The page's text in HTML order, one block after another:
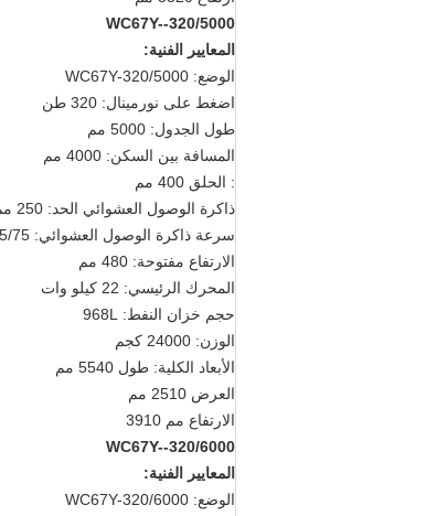
WC67Y--320/5000
المعايير الفنية:
الوضع: WC67Y-320/5000
اضغط على نورمينال: 320 طن
طول الجدول: 5000 مم
المسافة بين السكن: 4000 مم
: الحلق 400 مم
ذاكرة الوصول العشوائي الحد: 250 مم
سرعة ذاكرة الوصول العشوائي: 70/7.5/75 ملم/ثانية
الارتفاع مفتوحة: 480 مم
المحرك الرئيسي: 22 كيلو وات
حجم خزان النفط: 968L
الوزن: 24000 كجم
الأبعاد الكلية: طول 5540 مم
العرض 2510 مم
الارتفاع مم 3910
WC67Y--320/6000
المعايير الفنية:
الوضع: WC67Y-320/6000